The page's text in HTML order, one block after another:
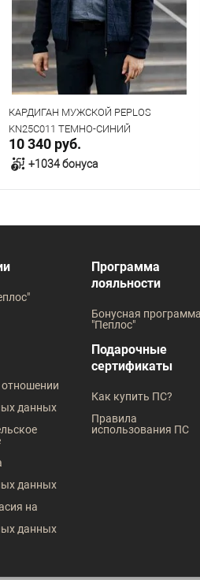
КАРДИГАН МУЖСКОЙ PEPLOS
KN25C011 ТЕМНО-СИНИЙ
10 340 руб.
+1034 бонуса
В корзину
Таблица размеров
данных
данных
на
данных
Программа
лояльности
Бонусная программа
"Пеплос"
Подарочные
сертификаты
Как купить ПС?
Правила
использования ПС